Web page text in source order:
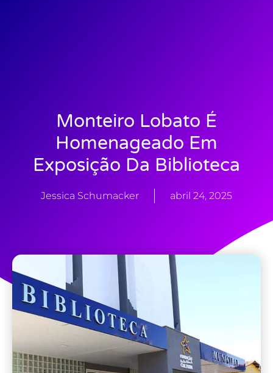
Monteiro Lobato É
Homenageado Em
Exposição Da Biblioteca
Jessica Schumacker abril 24, 2025